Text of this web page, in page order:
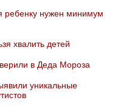
ребенку нужен минимум
хвалить детей
в Деда Мороза
уникальные